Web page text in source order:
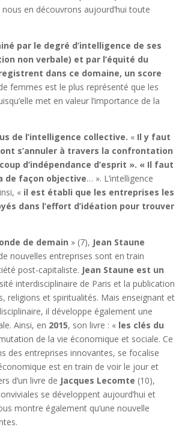
nous en découvrons aujourd’hui toute
par le degré d’intelligence de ses
non verbale) et par l’équité du
dans ce domaine, un score
femmes est le plus représenté que les
met en valeur l’importance de la
de l’intelligence collective. « Il y faut
s’annuler à travers la confrontation
d’indépendance d’esprit ». « Il faut
de façon objective… ». L’intelligence
« il est établi que les entreprises les
dans l’effort d’idéation pour trouver
de demain » (7), Jean Staune
nouvelles entreprises sont en train
post-capitaliste. Jean Staune est un
interdisciplinaire de Paris et la publication
religions et spiritualités. Mais enseignant et
il développe également une
Ainsi, en 2015, son livre : « les clés du
de la vie économique et sociale. Ce
des entreprises innovantes, se focalise
est en train de voir le jour et
d’un livre de Jacques Lecomte (10),
se développent aujourd’hui et
montre également qu’une nouvelle